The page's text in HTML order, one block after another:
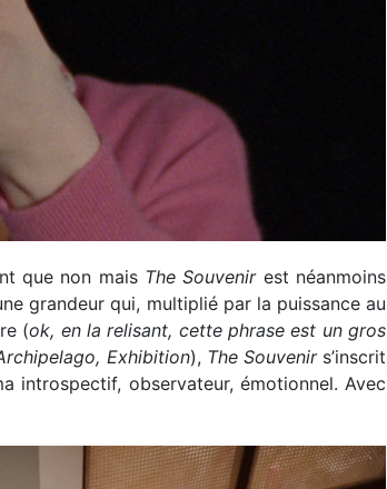
que non mais The Souvenirest néanmoins
grandeur qui, multiplié par la puissance au
(ok, en la relisant, cette phrase est un gros
Exhibition), The Souvenirs’inscrit
introspectif, observateur, émotionnel. Avec